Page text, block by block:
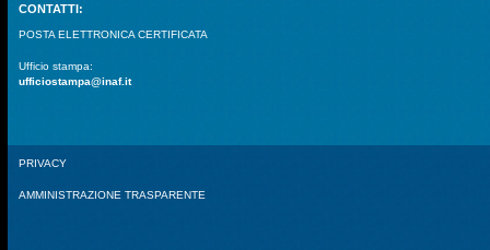
CONTATTI:
POSTA ELETTRONICA CERTIFICATA
Ufficio stampa:
ufficiostampa@inaf.it
PRIVACY
AMMINISTRAZIONE TRASPARENTE